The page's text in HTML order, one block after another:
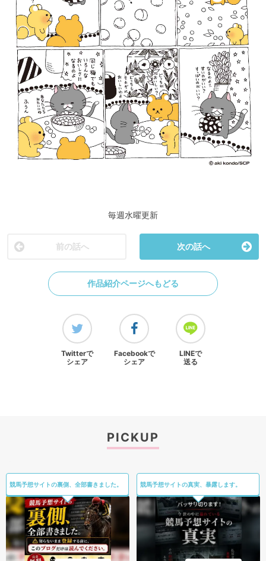
毎週水曜更新
前の話へ 次の話へ
作品紹介ページへもどる
Twitterで
シェア
Facebookで
シェア
LINEで
送る
PICKUP
競馬予想サイトの裏側、全部書きました。 競馬予想サイトの真実、暴露します。